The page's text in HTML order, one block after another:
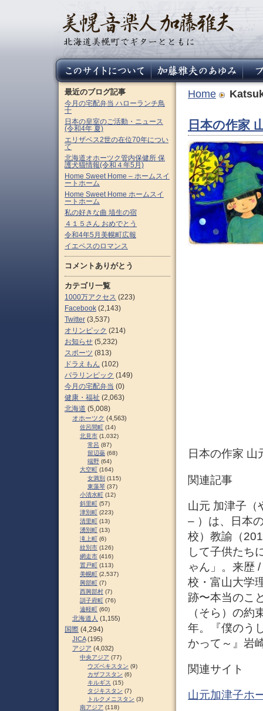
Home
日本の作家
日本の作家
関連記事
山元 加津子（
– ）は、日本
校）教諭（
して子供たち
ゃん」。来歴
校・富山大学
跡〜本当のこ
（そら）の
年。『僕のう
かって～』岩
関連サイト
山元加津子ホ
最近のブログ記事
今月の宅配弁当 ハローランチ鳥
十
日本の皇室のご活動・ニュース
(令和4年 夏)
エリザベス2世の在位70年につい
て
北海道オホーツク管内保健所 保
護犬猫情報(令和４年5月)
Home Sweet Home – ホームスイ
ートホーム
Home Sweet Home ホームスイ
ートホーム
私の好きな曲 埴生の宿
４１５さん おめでとう
令和4年5月美幌町広報
イエペスのロマンス
コメントありがとう
カテゴリ一覧
1000万アクセス (223)
Facebook (2,143)
Twitter (3,537)
オリンピック (214)
お知らせ (5,232)
スポーツ (813)
ドラえもん (102)
パラリンピック (149)
今月の宅配弁当 (0)
健康・福祉 (2,063)
北海道 (5,008)
オホーツク (4,563)
佐呂間町 (14)
北見市 (1,032)
常呂 (87)
留辺蘂 (68)
端野 (64)
大空町 (164)
女満別 (115)
東藻琴 (37)
小清水町 (12)
斜里町 (57)
津別町 (223)
清里町 (13)
湧別町 (13)
滝上町 (6)
紋別市 (126)
網走市 (416)
置戸町 (113)
美幌町 (2,537)
興部町 (7)
西興部村 (7)
訓子府町 (76)
遠軽町 (60)
北海道人 (1,155)
国際 (4,294)
JICA(195)
アジア (4,032)
中央アジア (77)
ウズベキスタン (9)
カザフスタン (6)
キルギス (15)
タジキスタン (7)
トルクメニスタン (3)
南アジア (118)